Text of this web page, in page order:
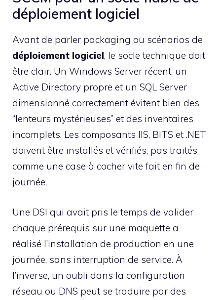
déploiement logiciel
Avant de parler packaging ou scénarios de
déploiement logiciel, le socle technique doit
être clair. Un Windows Server récent, un
Active Directory propre et un SQL Server
dimensionné correctement évitent bien des
“lenteurs mystérieuses” et des inventaires
incomplets. Les composants IIS, BITS et .NET
doivent être installés et vérifiés, pas traités
comme une case à cocher vite fait en fin de
journée.
Une DSI qui avait pris le temps de valider
chaque prérequis sur une maquette a
réalisé l’installation de production en une
journée, sans interruption de service. À
l’inverse, un oubli dans la configuration
réseau ou DNS peut se traduire par des